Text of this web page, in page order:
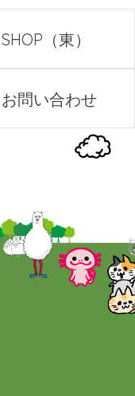
SHOP（東）
お問い合わせ